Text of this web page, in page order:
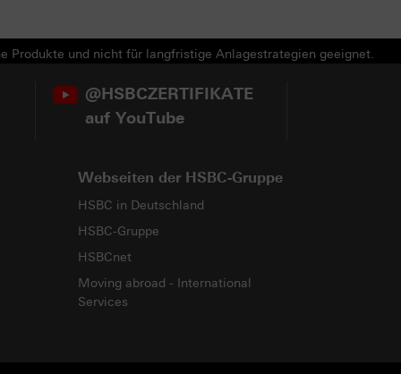
Produkte und nicht für langfristige Anlagestrategien geeignet.
@HSBCZERTIFIKATE
auf YouTube
Webseiten der HSBC-Gruppe
HSBC in Deutschland
HSBC-Gruppe
HSBCnet
Moving abroad - International
Services